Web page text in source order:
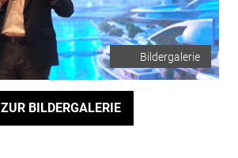
Bildergalerie
ZUR BILDERGALERIE